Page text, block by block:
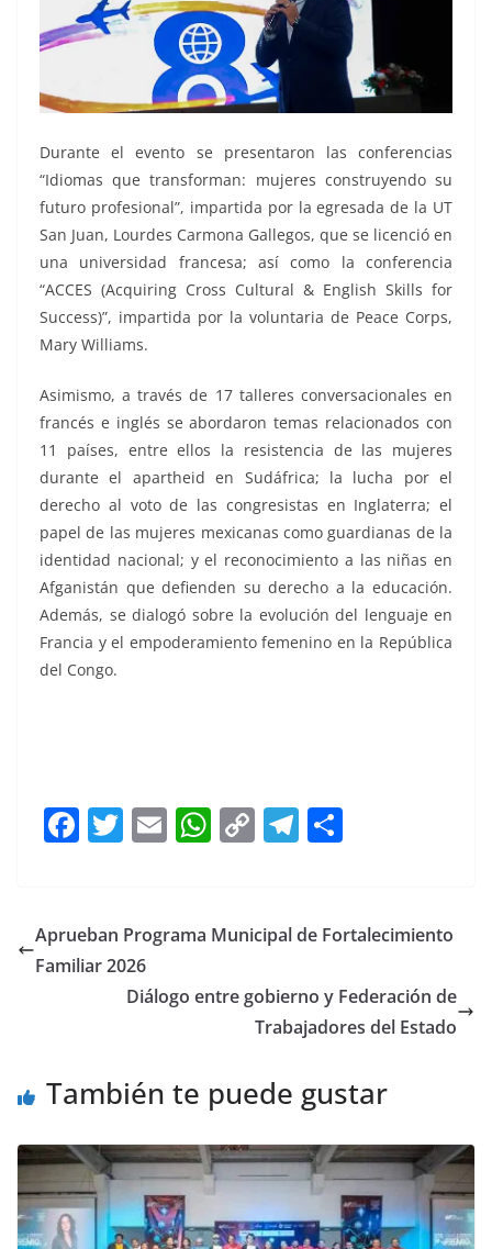
Durante el evento se presentaron las conferencias
“Idiomas que transforman: mujeres construyendo su
futuro profesional”, impartida por la egresada de la UT
San Juan, Lourdes Carmona Gallegos, que se licenció en
una universidad francesa; así como la conferencia
“ACCES (Acquiring Cross Cultural & English Skills for
Success)”, impartida por la voluntaria de Peace Corps,
Mary Williams.
Asimismo, a través de 17 talleres conversacionales en
francés e inglés se abordaron temas relacionados con
11 países, entre ellos la resistencia de las mujeres
durante el apartheid en Sudáfrica; la lucha por el
derecho al voto de las congresistas en Inglaterra; el
papel de las mujeres mexicanas como guardianas de la
identidad nacional; y el reconocimiento a las niñas en
Afganistán que defienden su derecho a la educación.
Además, se dialogó sobre la evolución del lenguaje en
Francia y el empoderamiento femenino en la República
del Congo.
F
e
b
T
er
E
l
W
s
p
C
y
n
k
T
gr
m
e
Aprueban Programa Municipal de Fortalecimiento
Familiar 2026
Diálogo entre gobierno y Federación de
Trabajadores del Estado
También te puede gustar